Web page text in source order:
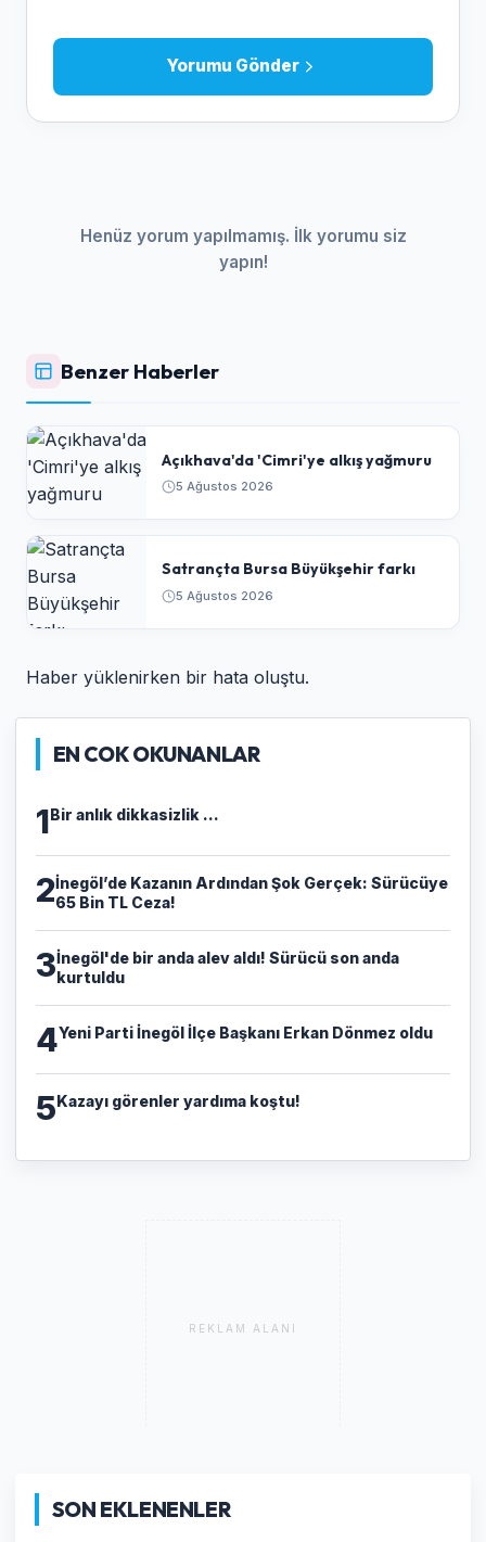
Yorumu Gönder
Henüz yorum yapılmamış. İlk yorumu siz
yapın!
Benzer Haberler
Açıkhava'da 'Cimri'ye alkış yağmuru
5 Ağustos 2026
Satrançta Bursa Büyükşehir farkı
5 Ağustos 2026
Haber yüklenirken bir hata oluştu.
EN COK OKUNANLAR
1Bir anlık dikkasizlik ...
2​İnegöl’de Kazanın Ardından Şok Gerçek: Sürücüye
65 Bin TL Ceza!
3İnegöl'de bir anda alev aldı! Sürücü son anda
kurtuldu
4Yeni Parti İnegöl İlçe Başkanı Erkan Dönmez oldu
5Kazayı görenler yardıma koştu!
REKLAM ALANI
SON EKLENENLER